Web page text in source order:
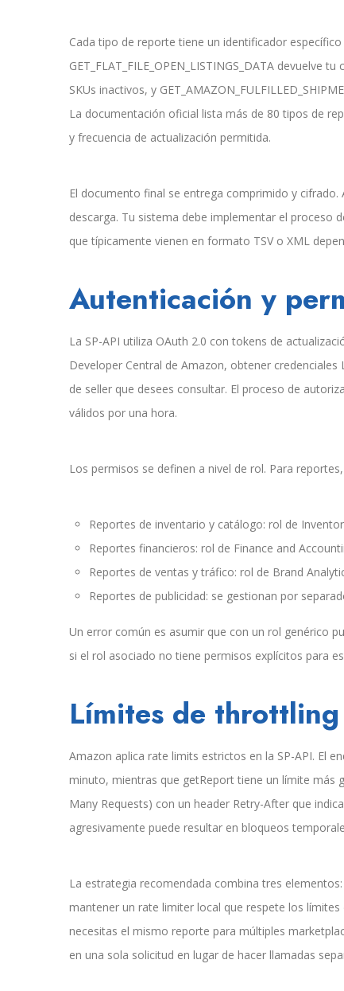
Cada tipo de reporte tiene un identificador
GET_FLAT_FILE_OPEN_LISTINGS_DATA devuelve
SKUs inactivos, y
La documentación oficial lista más de 80 tipos de
y frecuencia de actualización permitida.
El documento final se entrega comprimido y
descarga. Tu sistema debe implementar el proceso
que típicamente vienen en formato TSV o XML
Autenticación y
La SP-API utiliza OAuth 2.0 con tokens de
Developer Central de Amazon, obtener
de seller que desees consultar. El proceso de
válidos por una hora.
Los permisos se definen a nivel de rol. Para
Reportes de inventario y catálogo: rol de
Reportes financieros: rol de Finance and
Reportes de ventas y tráfico: rol de Brand
Reportes de publicidad: se gestionan por
Un error común es asumir que con un rol genérico
si el rol asociado no tiene permisos explícitos para
Límites de
Amazon aplica rate limits estrictos en la SP-API. El
minuto, mientras que getReport tiene un límite más
Many Requests) con un header Retry-After que
agresivamente puede resultar en bloqueos
La estrategia recomendada combina tres
mantener un rate limiter local que respete los
necesitas el mismo reporte para múltiples
en una sola solicitud en lugar de hacer llamadas